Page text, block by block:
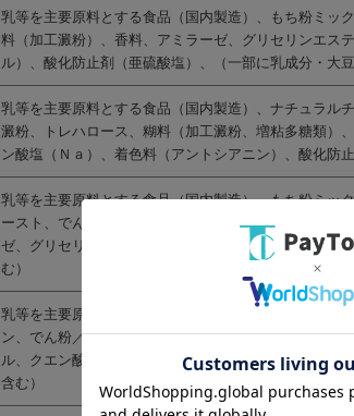
乳等を主要原料とする食品（国内製造）、もち粉ミッ
料（加工澱粉）、香料、アミラーゼ、グリセリンエス
ル）、酸化防止剤（亜硫酸塩）、（一部に乳成分・大豆
乳等を主要原料とする食品（国内製造）、ナチュラル
澱粉、トレハロース、糊料（加工澱粉、増粘多糖類）
ン酸塩（Ｎａ）、着色料（アントシアニン）、酸化防
乳等を主要原料とする食品（国内製造）、もち粉ミッ
ースト、でん粉、食塩／加工澱粉、トレハロース、糊
ゼ、グリセリンエステル、カゼイン、ｐＨ調整剤、リ
む）
乳等を主要原料とする食品（国内製造）、もち粉ミッ
ン、でん粉／加工澱粉、トレハロース、糊料（加工澱
ル、クエン酸（Ｃａ）、ｐＨ調整剤、酸化防止剤（ア
含む）